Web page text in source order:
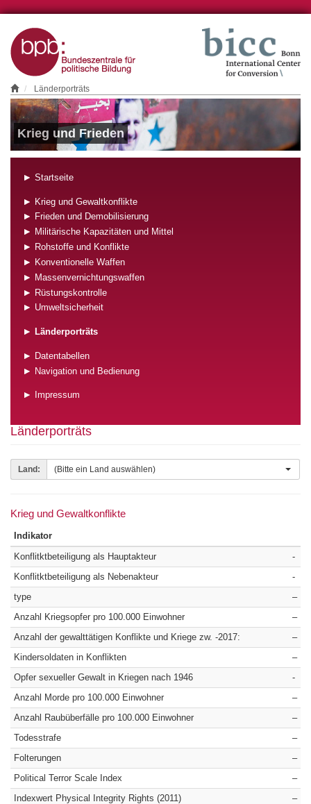
Länderporträts
Krieg und Frieden
Startseite
Krieg und Gewaltkonflikte
Frieden und Demobilisierung
Militärische Kapazitäten und Mittel
Rohstoffe und Konflikte
Konventionelle Waffen
Massenvernichtungswaffen
Rüstungskontrolle
Umweltsicherheit
Länderporträts
Datentabellen
Navigation und Bedienung
Impressum
Länderporträts
Land: (Bitte ein Land auswählen)
Krieg und Gewaltkonflikte
Indikator
Konflitktbeteiligung als Hauptakteur
-
Konflitktbeteiligung als Nebenakteur
-
type
–
Anzahl Kriegsopfer pro 100.000 Einwohner
–
Anzahl der gewalttätigen Konflikte und Kriege zw. -2017:
–
Kindersoldaten in Konflikten
–
Opfer sexueller Gewalt in Kriegen nach 1946
-
Anzahl Morde pro 100.000 Einwohner
–
Anzahl Raubüberfälle pro 100.000 Einwohner
–
Todesstrafe
–
Folterungen
–
Political Terror Scale Index
–
Indexwert Physical Integrity Rights (2011)
–